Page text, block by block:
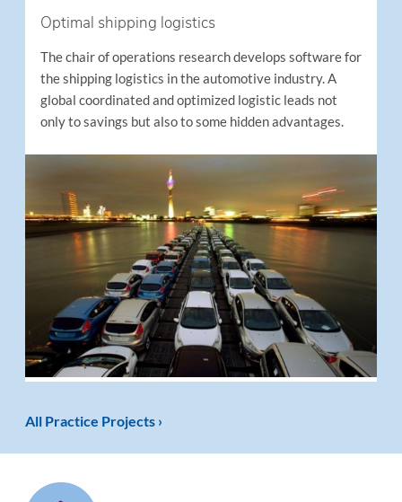
Optimal shipping logistics
The chair of operations research develops software for
the shipping logistics in the automotive industry. A
global coordinated and optimized logistic leads not
only to savings but also to some hidden advantages.
All Practice Projects ›